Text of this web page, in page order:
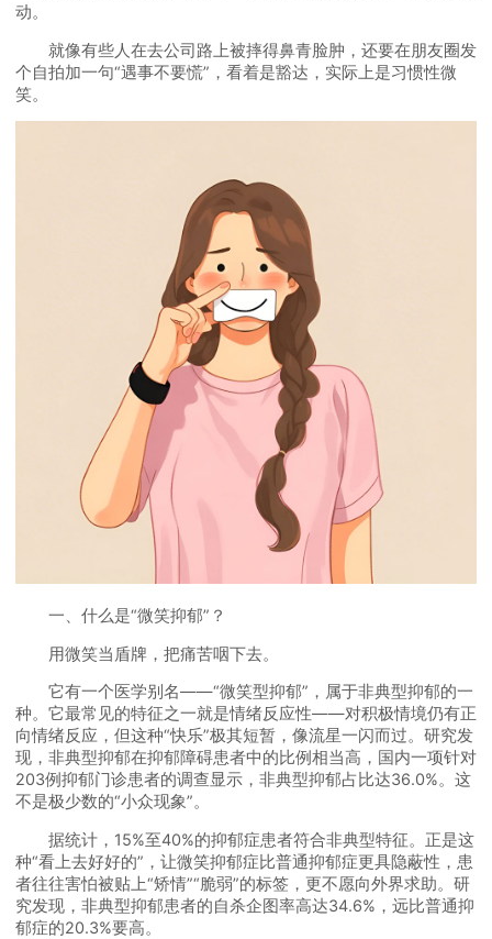
动。
就像有些人在去公司路上被摔得鼻青脸肿，还要在朋友圈发
个自拍加一句“遇事不要慌”，看着是豁达，实际上是习惯性微
笑。
一、什么是“微笑抑郁”？
用微笑当盾牌，把痛苦咽下去。
它有一个医学别名——“微笑型抑郁”，属于非典型抑郁的一
种。它最常见的特征之一就是情绪反应性——对积极情境仍有正
向情绪反应，但这种“快乐”极其短暂，像流星一闪而过。研究发
现，非典型抑郁在抑郁障碍患者中的比例相当高，国内一项针对
203例抑郁门诊患者的调查显示，非典型抑郁占比达36.0%。这
不是极少数的“小众现象”。
据统计，15%至40%的抑郁症患者符合非典型特征。正是这
种“看上去好好的”，让微笑抑郁症比普通抑郁症更具隐蔽性，患
者往往害怕被贴上“矫情”“脆弱”的标签，更不愿向外界求助。研
究发现，非典型抑郁患者的自杀企图率高达34.6%，远比普通抑
郁症的20.3%要高。